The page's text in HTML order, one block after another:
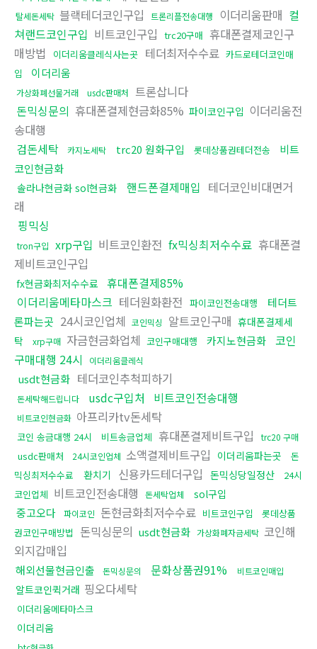
탈세돈세탁 블랙테더코인구입 트론리플전송대행 이더리움판매 컬
쳐랜드코인구입 비트코인구입 trc20구매 휴대폰결제코인구
매방법
이더리움클레식사는곳 테더최저수수료 카드로테더코인매
입
이더리움
가상화폐선물거래 usdc판매처
트론삽니다
돈믹싱문의 휴대폰결제현금화85% 파이코인구입 이더리움전
송대행
검돈세탁
카지노세탁 trc20 원화구입 롯데상품권테더전송
비트
코인현금화
솔라나현금화 sol현금화 핸드폰결제매입 테더코인비대면거
래
핑믹싱
tron구입 xrp구입 비트코인환전 fx믹싱최저수수료 휴대폰결
제비트코인구입
fx현금화최저수수료
휴대폰결제85%
이더리움메타마스크 테더원화환전 파이코인전송대행
테더트
론파는곳 24시코인업체 코인믹싱 알트코인구매 휴대폰결제세
탁
xrp구매 자금현금화업체 코인구매대행 카지노현금화
코인
구매대행 24시
이더리움클레식
usdt현금화 테더코인추척피하기
돈세탁해드립니다 usdc구입처 비트코인전송대행
비트코인현금화 아프리카tv돈세탁
코인 송금대행 24시 비트송금업체 휴대폰결제비트구입 trc20 구매
usdc판매처 24시코인업체 소액결제비트구입 이더리움파는곳
돈
믹싱최저수수료
환치기 신용카드테더구입 돈믹싱당일정산
24시
코인업체 비트코인전송대행 돈세탁업체 sol구입
중고오다 파이코인 돈현금화최저수수료 비트코인구입
롯데상품
권코인구매방법
돈믹싱문의 usdt현금화 가상화폐자금세탁 코인해
외지갑매입
해외선물현금인출 돈믹싱문의 문화상품권91% 비트코인매입
알트코인퀵거래 핑오다세탁
이더리움메타마스크
이더리움